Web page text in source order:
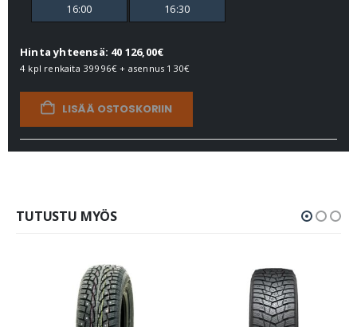
16:00 16:30
Hinta yhteensä: 40 126,00€
4 kpl renkaita 39996€ + asennus 130€
LISÄÄ OSTOSKORIIN
TUTUSTU MYÖS